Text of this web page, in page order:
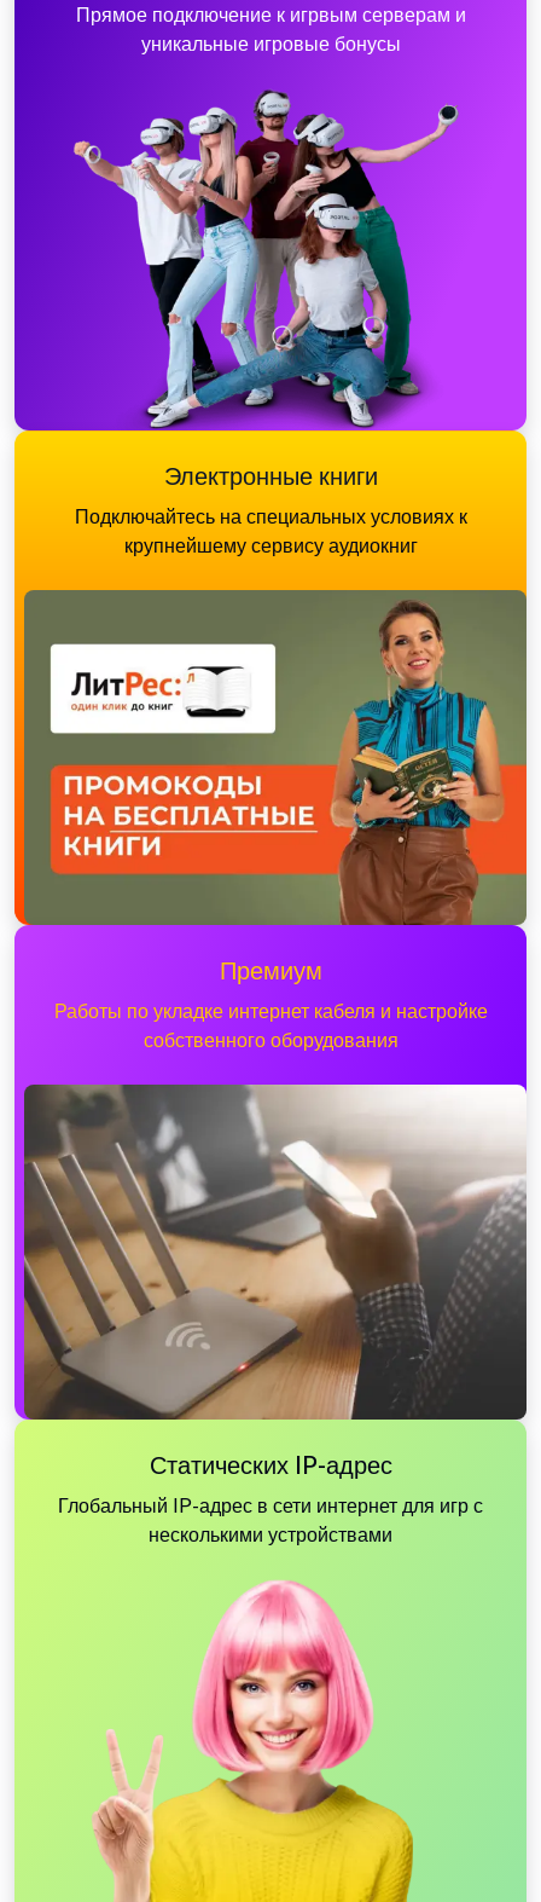
Прямое подключение к игрвым серверам и
уникальные игровые бонусы
Электронные книги
Подключайтесь на специальных условиях к
крупнейшему сервису аудиокниг
Премиум
Работы по укладке интернет кабеля и настройке
собственного оборудования
Статических IP-адрес
Глобальный IP-адрес в сети интернет для игр с
несколькими устройствами